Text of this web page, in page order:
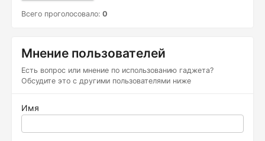
Всего проголосовало: 0
Мнение пользователей
Есть вопрос или мнение по использованию гаджета?
Обсудите это с другими пользователями ниже
Имя